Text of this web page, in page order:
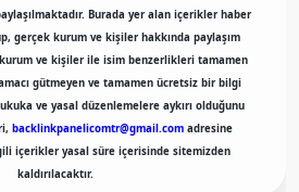
Burada yer alan içerikler haber
gerçek kurum ve kişiler hakkında paylaşım
kurum ve kişiler ile isim benzerlikleri tamamen
gütmeyen ve tamamen ücretsiz bir bilgi
ve yasal düzenlemelere aykırı olduğunu
backlinkpanelicomtr@gmail.comadresine
içerikler yasal süre içerisinde sitemizden
kaldırılacaktır.